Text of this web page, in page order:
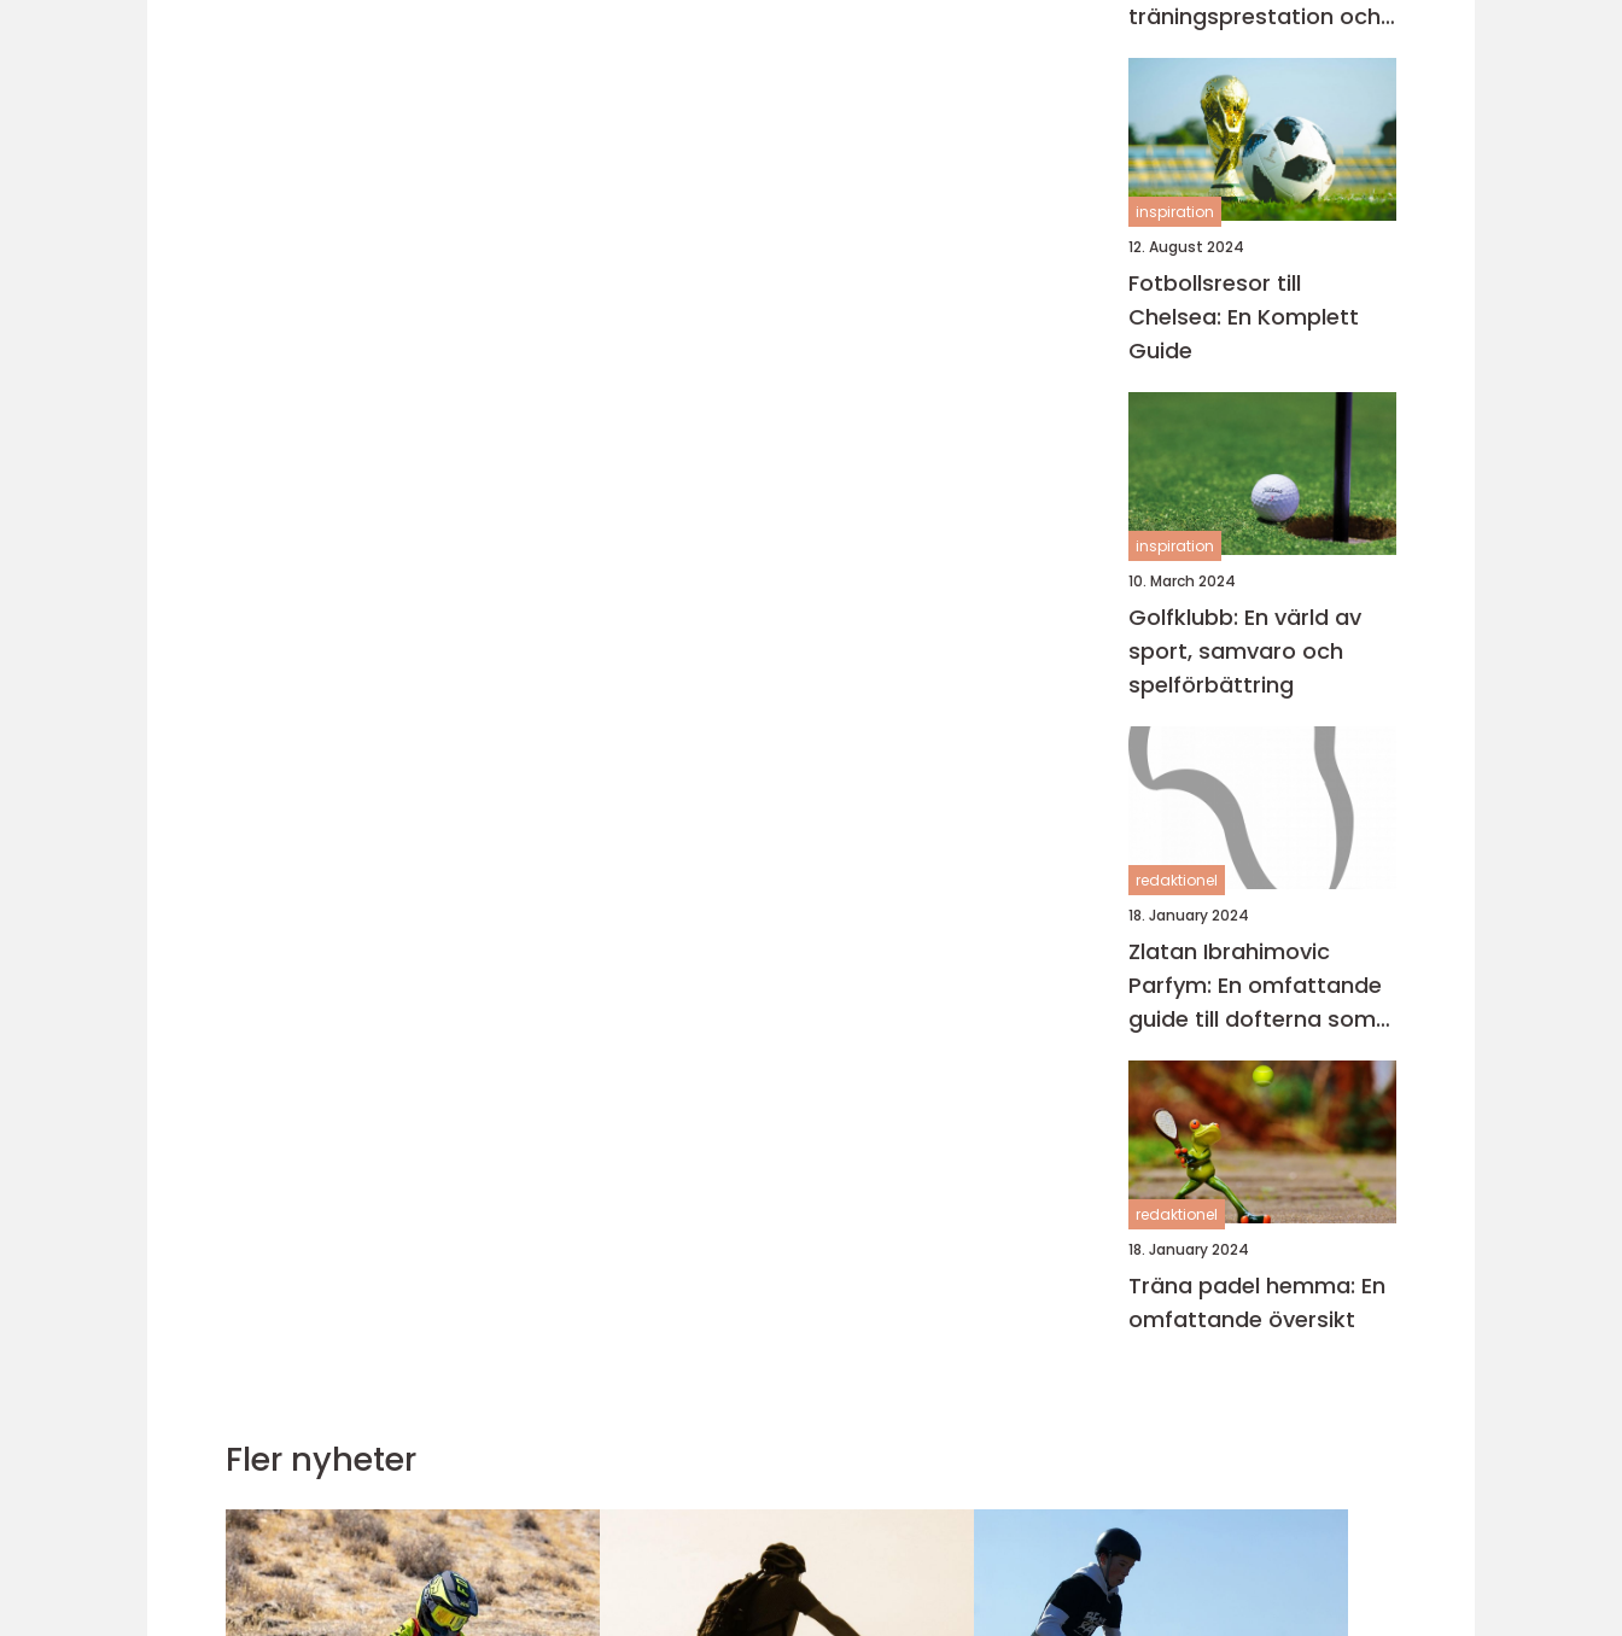
träningsprestation och
fokus
inspiration
12. August 2024
Fotbollsresor till
Chelsea: En Komplett
Guide
inspiration
10. March 2024
Golfklubb: En värld av
sport, samvaro och
spelförbättring
redaktionel
18. January 2024
Zlatan Ibrahimovic
Parfym: En omfattande
guide till dofterna som
bär hans namn
redaktionel
18. January 2024
Träna padel hemma: En
omfattande översikt
Fler nyheter